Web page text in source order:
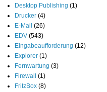
Desktop Publishing (1)
Drucker (4)
E-Mail (26)
EDV (543)
Eingabeaufforderung (12)
Explorer (1)
Fernwartung (3)
Firewall
(1)
FritzBox (8)